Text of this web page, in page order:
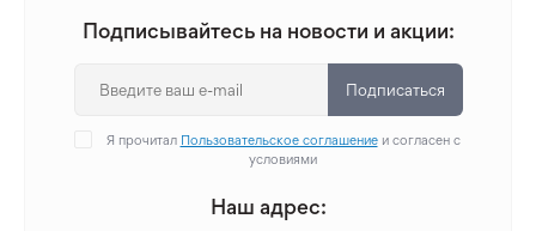
Подписывайтесь на новости и акции:
Подписаться
Я прочитал Пользовательское соглашениеи согласен с
условиями
Наш адрес: